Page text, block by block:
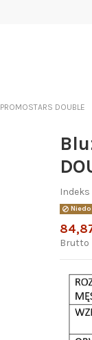
DOUBLE
Indeks
Brutto